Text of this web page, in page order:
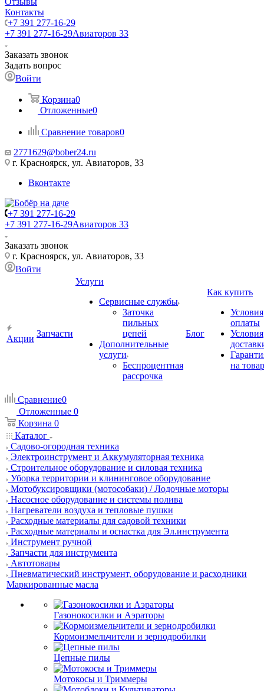
Контакты
+7 391 277-16-29
+7 391 277-16-29Авиаторов 33
Заказать звонок
Задать вопрос
Войти
Корзина0
Отложенные0
Сравнение товаров0
2771629@bober24.ru
г. Красноярск, ул. Авиаторов, 33
Вконтакте
+7 391 277-16-29
+7 391 277-16-29Авиаторов 33
Заказать звонок
г. Красноярск, ул. Авиаторов, 33
Войти
Акции
Запчасти
Услуги
Сервисные службы
Заточка
пильных
цепей
Дополнительные
услуги
Беспроцентная
рассрочка
Блог
Как купить
Условия
оплаты
Условия
на товар
Сравнение0
Отложенные 0
Корзина 0
Каталог
Садово-огородная техника
Электроинструмент и Аккумуляторная техника
Строительное оборудование и силовая техника
Уборка территории и клининговое оборудование
Мотобуксировщики (мотособаки) / Лодочные моторы
Насосное оборудование и системы полива
Нагреватели воздуха и тепловые пушки
Расходные материалы для садовой техники
Расходные материалы и оснастка для Эл.инструмента
Инструмент ручной
Запчасти для инструмента
Автотовары
Пневматический инструмент, оборудование и расходники
Маркированные масла
Газонокосилки и Аэраторы
Кормоизмельчители и зернодробилки
Цепные пилы
Мотокосы и Триммеры